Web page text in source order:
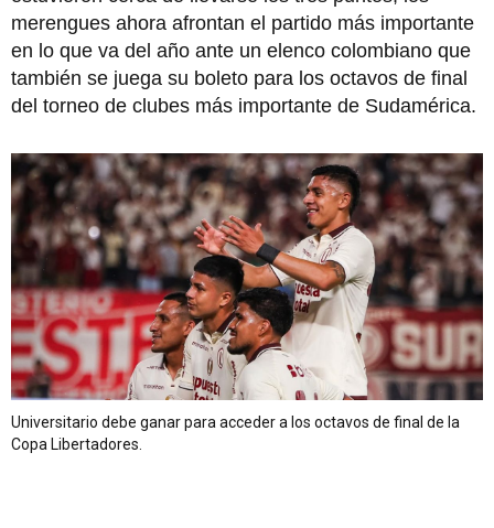
merengues ahora afrontan el partido más importante
en lo que va del año ante un elenco colombiano que
también se juega su boleto para los octavos de final
del torneo de clubes más importante de Sudamérica.
Universitario debe ganar para acceder a los octavos de final de la
Copa Libertadores.